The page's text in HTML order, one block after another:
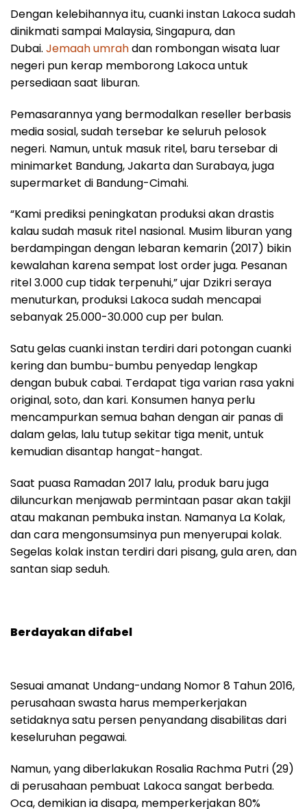
Dengan kelebihannya itu, cuanki instan Lakoca sudah
dinikmati sampai Malaysia, Singapura, dan
Dubai. Jemaah umrahdan rombongan wisata luar
negeri pun kerap memborong Lakoca untuk
persediaan saat liburan.
Pemasarannya yang bermodalkan reseller berbasis
media sosial, sudah tersebar ke seluruh pelosok
negeri. Namun, untuk masuk ritel, baru tersebar di
minimarket Bandung, Jakarta dan Surabaya, juga
supermarket di Bandung-Cimahi.
“Kami prediksi peningkatan produksi akan drastis
kalau sudah masuk ritel nasional. Musim liburan yang
berdampingan dengan lebaran kemarin (2017) bikin
kewalahan karena sempat lost order juga. Pesanan
ritel 3.000 cup tidak terpenuhi,” ujar Dzikri seraya
menuturkan, produksi Lakoca sudah mencapai
sebanyak 25.000-30.000 cup per bulan.
Satu gelas cuanki instan terdiri dari potongan cuanki
kering dan bumbu-bumbu penyedap lengkap
dengan bubuk cabai. Terdapat tiga varian rasa yakni
original, soto, dan kari. Konsumen hanya perlu
mencampurkan semua bahan dengan air panas di
dalam gelas, lalu tutup sekitar tiga menit, untuk
kemudian disantap hangat-hangat.
Saat puasa Ramadan 2017 lalu, produk baru juga
diluncurkan menjawab permintaan pasar akan takjil
atau makanan pembuka instan. Namanya La Kolak,
dan cara mengonsumsinya pun menyerupai kolak.
Segelas kolak instan terdiri dari pisang, gula aren, dan
santan siap seduh.
Berdayakan difabel
Sesuai amanat Undang-undang Nomor 8 Tahun 2016,
perusahaan swasta harus memperkerjakan
setidaknya satu persen penyandang disabilitas dari
keseluruhan pegawai.
Namun, yang diberlakukan Rosalia Rachma Putri (29)
di perusahaan pembuat Lakoca sangat berbeda.
Oca, demikian ia disapa, memperkerjakan 80%